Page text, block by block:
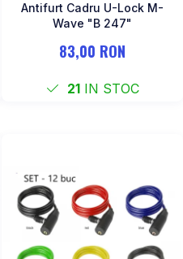
Antifurt Cadru U-Lock M-
Wave "B 247"
83,00 RON
21IN STOC